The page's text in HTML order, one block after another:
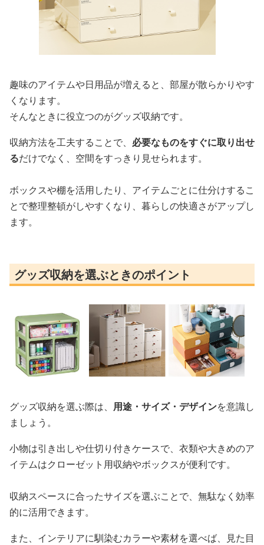
趣味のアイテムや日用品が増えると、部屋が散らかりやす
くなります。
そんなときに役立つのがグッズ収納です。
収納方法を工夫することで、 必要なものをすぐに取り出せ
るだけでなく、空間をすっきり見せられます。
ボックスや棚を活用したり、アイテムごとに仕分けするこ
とで整理整頓がしやすくなり、暮らしの快適さがアップし
ます。
グッズ収納を選ぶときのポイント
グッズ収納を選ぶ際は、 用途・サイズ・デザインを意識し
ましょう。
小物は引き出しや仕切り付きケースで、衣類や大きめのア
イテムはクローゼット用収納やボックスが便利です。
収納スペースに合ったサイズを選ぶことで、無駄なく効率
的に活用できます。
また、インテリアに馴染むカラーや素材を選べば、見た目